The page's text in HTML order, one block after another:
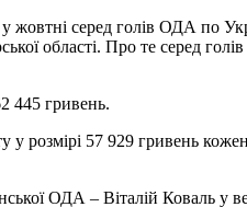
жовтні серед голів ОДА по
області. Про те серед
445 гривень.
розмірі 57 929 гривень
ОДА – Віталій Коваль у